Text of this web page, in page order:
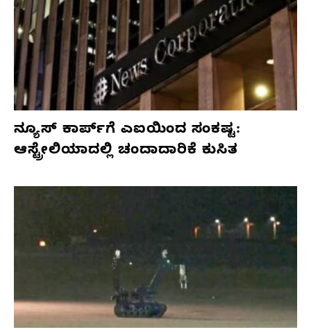
ನ್ಯೂಸ್ ಕಾರ್ಪ್‌ಗೆ ಎಐಯಿಂದ ಸಂಕಷ್ಟ:
ಆಸ್ಟ್ರೇಲಿಯಾದಲ್ಲಿ ಚಂದಾದಾರಿಕೆ ಕುಸಿತ